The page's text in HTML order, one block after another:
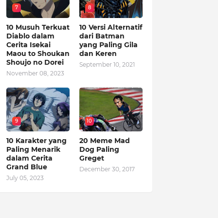
7
10 Musuh Terkuat
Diablo dalam
Cerita Isekai
Maou to Shoukan
Shoujo no Dorei
November 08, 2023
8
10 Versi Alternatif
dari Batman
yang Paling Gila
dan Keren
September 10, 2021
9
10 Karakter yang
Paling Menarik
dalam Cerita
Grand Blue
July 05, 2023
10
20 Meme Mad
Dog Paling
Greget
December 30, 2017